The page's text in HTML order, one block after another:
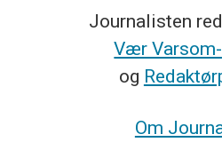
Journalisten
Vær
og
Om